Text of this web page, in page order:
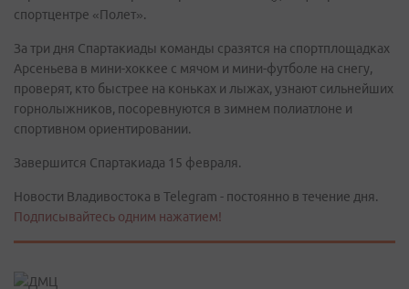
спортцентре «Полет».
За три дня Спартакиады команды сразятся на спортплощадках
Арсеньева в мини-хоккее с мячом и мини-футболе на снегу,
проверят, кто быстрее на коньках и лыжах, узнают сильнейших
горнолыжников, посоревнуются в зимнем полиатлоне и
спортивном ориентировании.
Завершится Спартакиада 15 февраля.
Новости Владивостока в Telegram - постоянно в течение дня.
Подписывайтесь одним нажатием!